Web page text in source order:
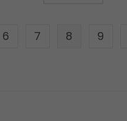
6 7 8 9